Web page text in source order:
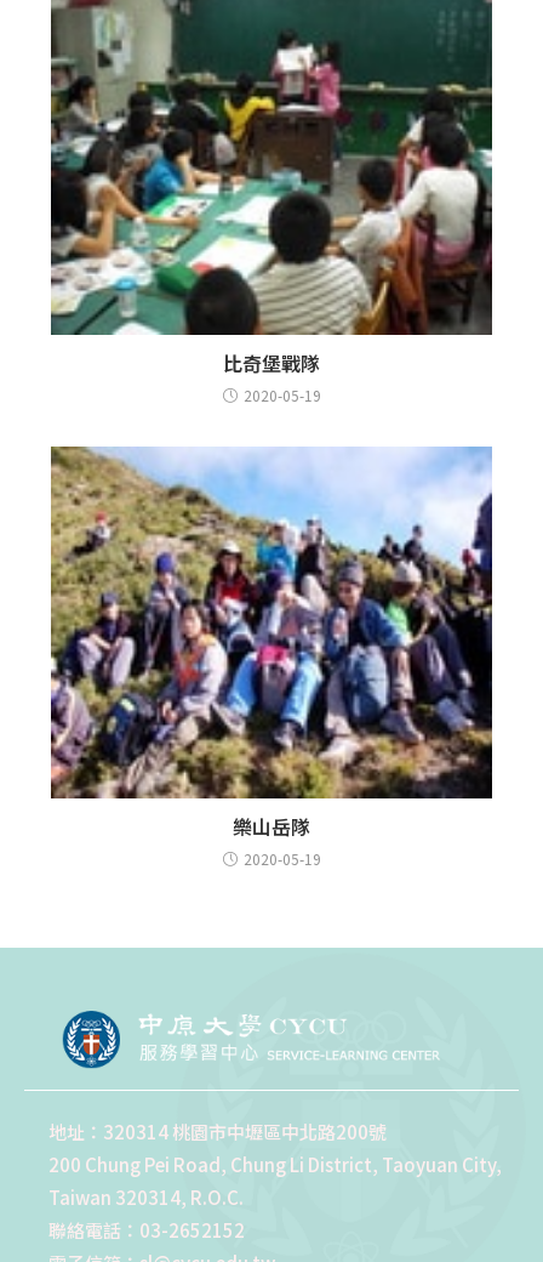
比奇堡戰隊
2020-05-19
樂山岳隊
2020-05-19
地址：320314 桃園市中壢區中北路200號
200 Chung Pei Road, Chung Li District, Taoyuan City,
Taiwan 320314, R.O.C.
聯絡電話：03-2652152